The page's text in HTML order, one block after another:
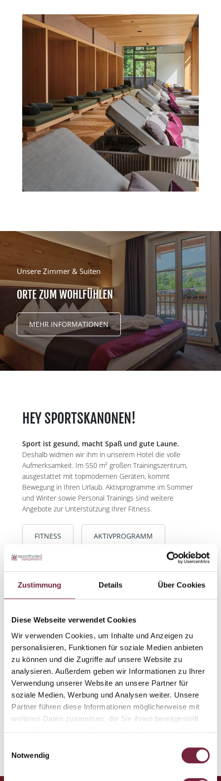
Zustimmung Details Über Cookies
Diese Webseite verwendet Cookies
Wir verwenden Cookies, um Inhalte und Anzeigen zu
personalisieren, Funktionen für soziale Medien anbieten
zu können und die Zugriffe auf unsere Website zu
analysieren. Außerdem geben wir Informationen zu Ihrer
Verwendung unserer Website an unsere Partner für
soziale Medien, Werbung und Analysen weiter. Unsere
Partner führen diese Informationen möglicherweise mit
weiteren Daten zusammen, die Sie ihnen bereitgestellt
haben oder die sie im Rahmen Ihrer Nutzung der Dienste
Notwendig
Unsere Zimmer & Suiten
ORTE ZUM WOHLFÜHLEN
MEHR INFORMATIONEN
HEY SPORTSKANONEN!
Sport ist gesund, macht Spaß und gute Laune.
Deshalb widmen wir ihm in unserem Hotel die volle
Aufmerksamkeit. Im 550 m² großen Trainingszentrum,
ausgestattet mit topmodernen Geräten, kommt
Bewegung in Ihren Urlaub. Aktivprogramme im Sommer
und Winter sowie Personal Trainings sind weitere
Angebote zur Unterstützung Ihrer Fitness.
FITNESS AKTIVPROGRAMM